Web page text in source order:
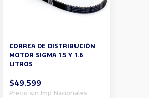
CORREA DE DISTRIBUCIÓN
MOTOR SIGMA 1.5 Y 1.6
LITROS
$49.599
Precio sin Imp Nacionales: